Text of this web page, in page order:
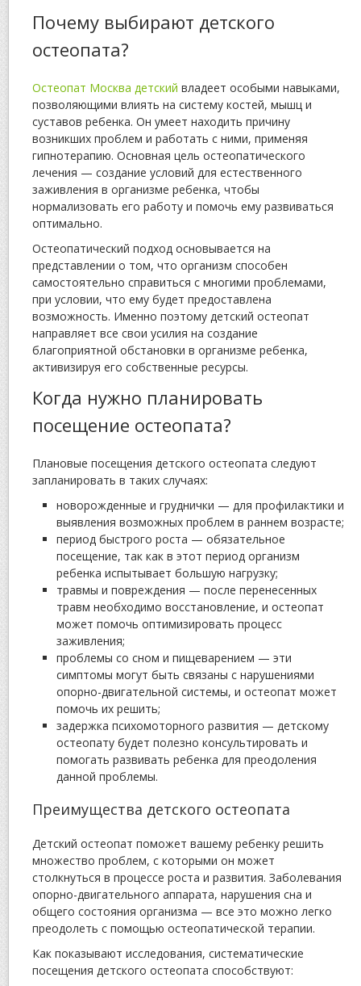
Почему выбирают детского
остеопата?
Остеопат Москва детский владеет особыми навыками,
позволяющими влиять на систему костей, мышц и
суставов ребенка. Он умеет находить причину
возникших проблем и работать с ними, применяя
гипнотерапию. Основная цель остеопатического
лечения — создание условий для естественного
заживления в организме ребенка, чтобы
нормализовать его работу и помочь ему развиваться
оптимально.
Остеопатический подход основывается на
представлении о том, что организм способен
самостоятельно справиться с многими проблемами,
при условии, что ему будет предоставлена
возможность. Именно поэтому детский остеопат
направляет все свои усилия на создание
благоприятной обстановки в организме ребенка,
активизируя его собственные ресурсы.
Когда нужно планировать
посещение остеопата?
Плановые посещения детского остеопата следуют
запланировать в таких случаях:
новорожденные и груднички — для профилактики и
выявления возможных проблем в раннем возрасте;
период быстрого роста — обязательное
посещение, так как в этот период организм
ребенка испытывает большую нагрузку;
травмы и повреждения — после перенесенных
травм необходимо восстановление, и остеопат
может помочь оптимизировать процесс
заживления;
проблемы со сном и пищеварением — эти
симптомы могут быть связаны с нарушениями
опорно-двигательной системы, и остеопат может
помочь их решить;
задержка психомоторного развития — детскому
остеопату будет полезно консультировать и
помогать развивать ребенка для преодоления
данной проблемы.
Преимущества детского остеопата
Детский остеопат поможет вашему ребенку решить
множество проблем, с которыми он может
столкнуться в процессе роста и развития. Заболевания
опорно-двигательного аппарата, нарушения сна и
общего состояния организма — все это можно легко
преодолеть с помощью остеопатической терапии.
Как показывают исследования, систематические
посещения детского остеопата способствуют: